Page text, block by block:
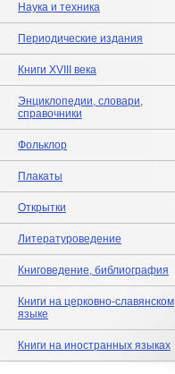
Наука и техника
Периодические издания
Книги XVIII века
Энциклопедии, словари,
справочники
Фольклор
Плакаты
Открытки
Литературоведение
Книговедение, библиография
Книги на церковно-славянском
языке
Книги на иностранных языках